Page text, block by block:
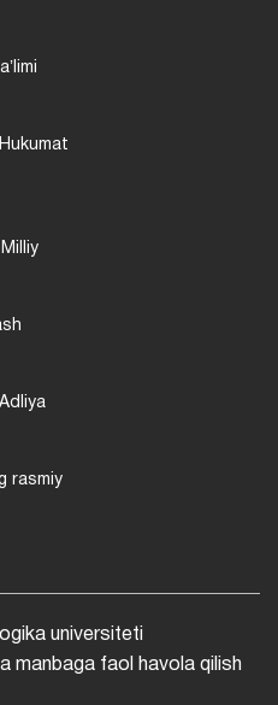
rasmiy
universiteti
manbaga faol havola qilish